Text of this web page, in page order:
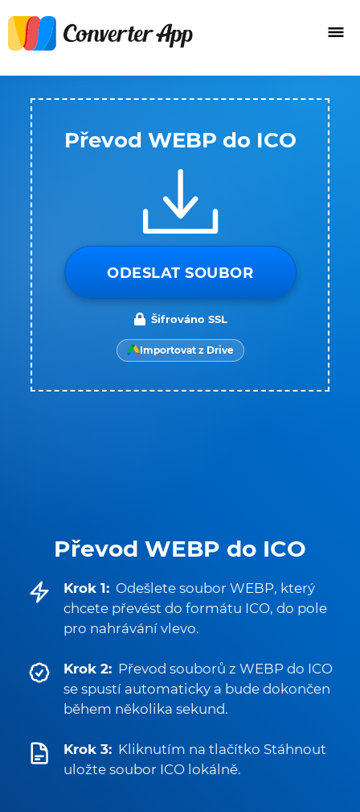
Převod WEBP do ICO
Krok 1: Odešlete soubor WEBP, který
chcete převést do formátu ICO, do pole
pro nahrávání vlevo.
Krok 2: Převod souborů z WEBP do ICO
se spustí automaticky a bude dokončen
během několika sekund.
Krok 3: Kliknutím na tlačítko Stáhnout
uložte soubor ICO lokálně.
Převod WEBP do ICO
ODESLAT SOUBOR
Šifrováno SSL
Importovat z Drive